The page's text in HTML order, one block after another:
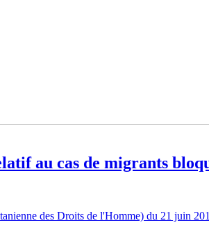
au cas de migrants
des Droits de l'Homme) du 21 juin